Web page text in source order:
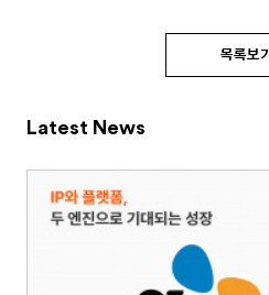
목록보기
Latest News